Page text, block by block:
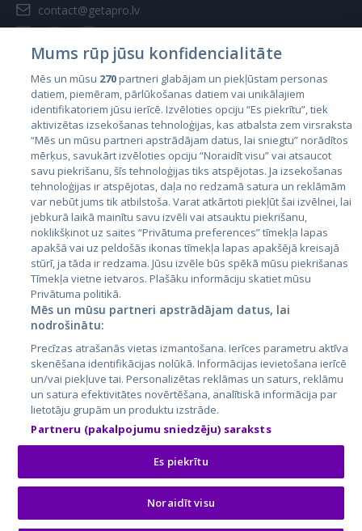
contact@getapro.lv
Valstis
Igaunija
Latvija
Lietuva
City24.lv
City24.ee
GetaPro.lv
GetaPro.ee
Skelbiu.lt
Autoplius.lt
Aruodas.lt
Kainos.lt
Paslaugos.lt
auto24.ee
KV.ee
Osta.ee
KuldneBörs.ee
Mums rūp jūsu konfidencialitāte
Mēs un mūsu 270partneri glabājam un piekļūstam personas
datiem, piemēram, pārlūkošanas datiem vai unikālajiem
identifikatoriem jūsu ierīcē. Izvēloties opciju “Es piekrītu”, tiek
aktivizētas izsekošanas tehnoloģijas, kas atbalsta zem virsraksta
“Mēs un mūsu partneri apstrādājam datus, lai sniegtu” norādītos
mērķus, savukārt izvēloties opciju “Noraidīt visu” vai atsaucot
savu piekrišanu, šīs tehnoloģijas tiks atspējotas. Ja izsekošanas
tehnoloģijas ir atspējotas, daļa no redzamā satura un reklāmām
var nebūt jums tik atbilstoša. Varat atkārtoti piekļūt šai izvēlnei, lai
jebkurā laikā mainītu savu izvēli vai atsauktu piekrišanu,
noklikšķinot uz saites “Privātuma preferences” tīmekļa lapas
apakšā vai uz peldošās ikonas tīmekļa lapas apakšējā kreisajā
stūrī, ja tāda ir redzama. Jūsu izvēle būs spēkā mūsu piekrišanas
Tīmekļa vietne ietvaros. Plašāku informāciju skatiet mūsu
Privātuma politikā.
Mēs un mūsu partneri apstrādājam datus, lai
nodrošinātu:
Precīzas atrašanās vietas izmantošana. Ierīces parametru aktīva
skenēšana identifikācijas nolūkā. Informācijas ievietošana ierīcē
un/vai piekļuve tai. Personalizētas reklāmas un saturs, reklāmu
un satura efektivitātes novērtēšana, analītiskā informācija par
lietotāju grupām un produktu izstrāde.
Partneru (pakalpojumu sniedzēju) saraksts
Es piekrītu
Noraidīt visu